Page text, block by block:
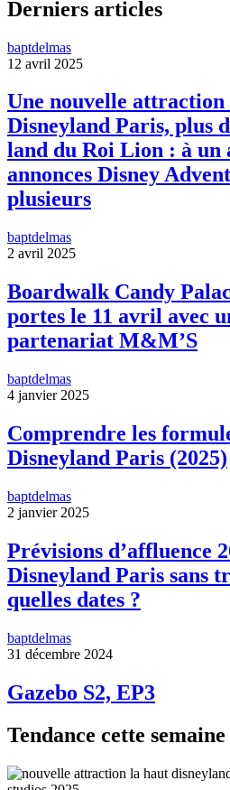
Derniers articles
baptdelmas
12 avril 2025
Une nouvelle
Disneyland Paris, plus
land du Roi Lion : à un
annonces Disney
plusieurs
baptdelmas
2 avril 2025
Boardwalk Candy
portes le 11 avril avec
partenariat M&M’S
baptdelmas
4 janvier 2025
Comprendre les
Disneyland Paris (2025)
baptdelmas
2 janvier 2025
Prévisions d’affluence
Disneyland Paris sans
quelles dates ?
baptdelmas
31 décembre 2024
Gazebo S2, EP3
Tendance cette semaine